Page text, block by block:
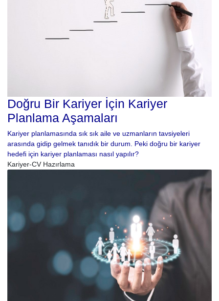
Doğru Bir Kariyer İçin Kariyer
Planlama Aşamaları
Kariyer planlamasında sık sık aile ve uzmanların tavsiyeleri
arasında gidip gelmek tanıdık bir durum. Peki doğru bir kariyer
hedefi için kariyer planlaması nasıl yapılır?
Kariyer-CV Hazırlama